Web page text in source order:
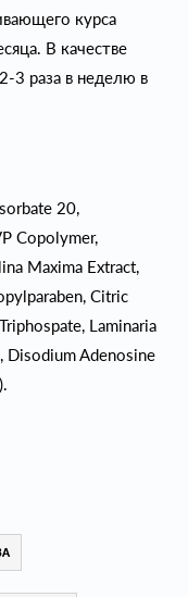
курса
В качестве
3 раза в неделю в
20,
Copolymer,
Maxima Extract,
Citric
Laminaria
Disodium Adenosine